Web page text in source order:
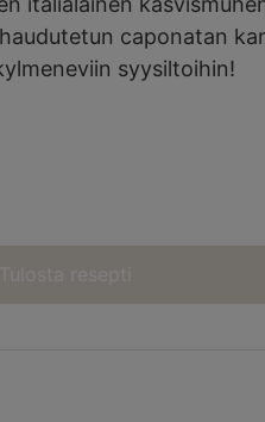
caponatan
syysiltoihin!